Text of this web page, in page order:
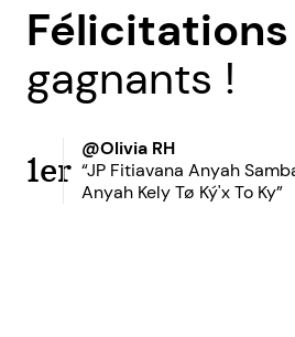
Félicitations
gagnants !
1er
@Olivia RH
“JP Fitiavana Anyah
Anyah Kely Tø Ký'x To Ky”